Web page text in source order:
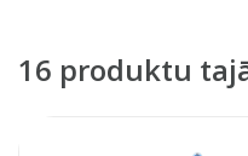
16 produktu